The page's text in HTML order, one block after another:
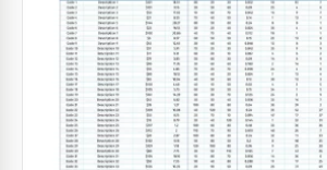
Foglio di calcolo
Molte persone non amano
quanti articoli di diversi prodotti si
annotare tutte queste informazioni
piuttosto stancante.
Google Sheets